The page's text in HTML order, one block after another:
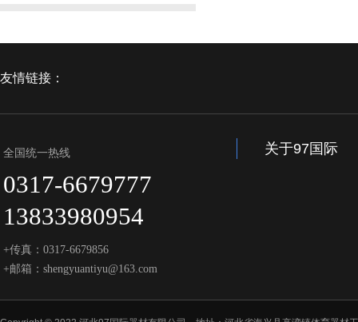
友情链接：
全国统一热线
0317-6679777
13833980954
+传真：0317-6679856
+邮箱：shengyuantiyu@163.com
关于97国际